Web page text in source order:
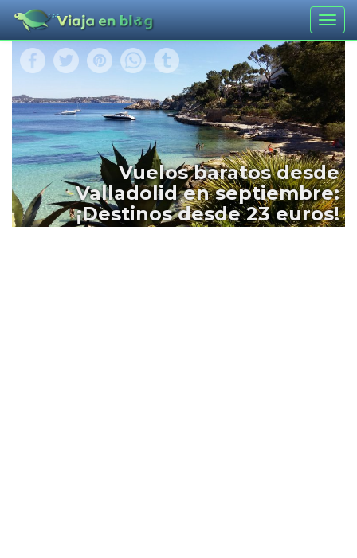
Vuelos baratos desde
Valladolid en septiembre:
¡Destinos desde 23 euros!